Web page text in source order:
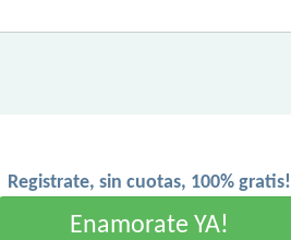
Registrate, sin cuotas, 100% gratis!
Enamorate YA!